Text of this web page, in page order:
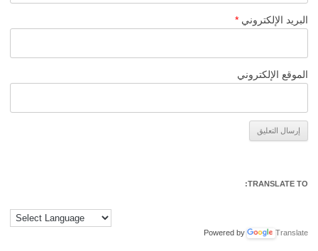
البريد الإلكتروني *
الموقع الإلكتروني
TRANSLATE TO:
Powered by Translate